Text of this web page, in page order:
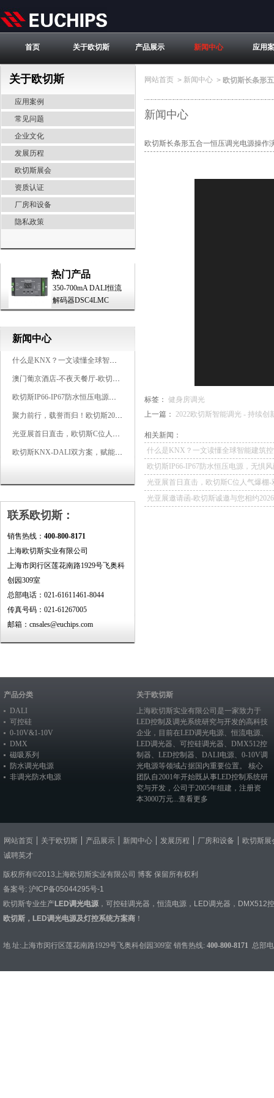
首页 关于欧切斯 产品展示 新闻中心 应用
关于欧切斯
应用案例
常见问题
企业文化
发展历程
欧切斯展会
资质认证
厂房和设备
隐私政策
热门产品
350-700mA DALI恒流
解码器DSC4LMC
新闻中心
什么是KNX？一文读懂全球智能建筑控制标准
澳门葡京酒店-不夜天餐厅-欧切斯KNX智能控制系统打造高端智慧空间
欧切斯IP66-IP67防水恒压电源，无惧风雨，智稳如一
聚力前行，载誉而归！欧切斯2026光亚展完美收官
光亚展首日直击，欧切斯C位人气爆棚-双奖加冕，实力再出圈
欧切斯KNX-DALI双方案，赋能广州有马空间日式轻奢静谧之光
联系欧切斯：
销售热线： 400-800-8171
上海欧切斯实业有限公司
上海市闵行区莲花南路1929号飞奥科
创园309室
总部电话：021-61611461-8044
传真号码：021-61267005
邮箱：cnsales@euchips.com
网站首页 > 新闻中心 > 欧切斯长条形
新闻中心
欧切斯长条形五合一恒压调光电源操作
标签： 健身房调光
上一篇： 2022欧切斯智能调光 - 持续创
相关新闻：
什么是KNX？一文读懂全球智能建筑
欧切斯IP66-IP67防水恒压电源，无惧
如一
光亚展首日直击，欧切斯C位人气爆棚-
冕，实力再出圈
光亚展邀请函-欧切斯诚邀与您相约
产品分类
DALI
可控硅
0-10V&1-10V
DMX
磁吸系列
防水调光电源
非调光防水电源
关于欧切斯
上海欧切斯实业有限公司是一家致力于
LED控制及调光系统研究与开发的高科技
企业，目前在LED调光电源、恒流电源、
LED调光器、 可控硅调光器、 DMX512控
制器、 LED控制器、 DALI电源、 0-10V调
光电源等领域占据国内重要位置。 核心
团队自2001年开始既从事LED控制系统研
究与开发，公司于2005年组建，注册资
本3000万元...查看更多
网站首页 关于欧切斯 产品展示 新闻中心 发展历程 厂房和设备
欧切斯展
诚聘英才
版权所有©2013上海欧切斯实业有限公司 博客 保留所有权利
备案号: 沪ICP备05044295号-1
欧切斯专业生产LED调光电源 ， 可控硅调光器 ， 恒流电源 ， LED调光器 ， DMX512
欧切斯，LED调光电源及灯控系统方案商 ！
地 址:上海市闵行区莲花南路1929号飞奥科创园309室 销售热线: 400-800-8171 总部